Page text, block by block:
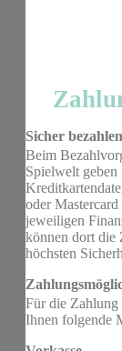
Sicher bezahlen
Beim
Spielwelt geben
oder
jeweiligen
können dort die
höchsten
Für die
Ihnen folgende